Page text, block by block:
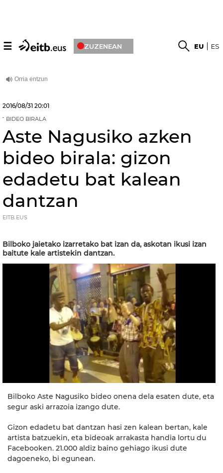
☰ ZUZENEAN EU ES
2016/08/31 20:01
BIDEO BIRALA
Aste Nagusiko azken
bideo birala: gizon
edadetu bat kalean
dantzan
EITB.EUS
Bilboko jaietako izarretako bat izan da, askotan ikusi izan
baitute kale artistekin dantzan.
Bilboko Aste Nagusiko bideo onena dela esaten dute, eta
segur aski arrazoia izango dute.
Gizon edadetu bat dantzan hasi zen kalean bertan, kale
artista batzuekin, eta bideoak arrakasta handia lortu du
Facebooken. 21.000 aldiz baino gehiago ikusi dute
dagoeneko, bi egunean.